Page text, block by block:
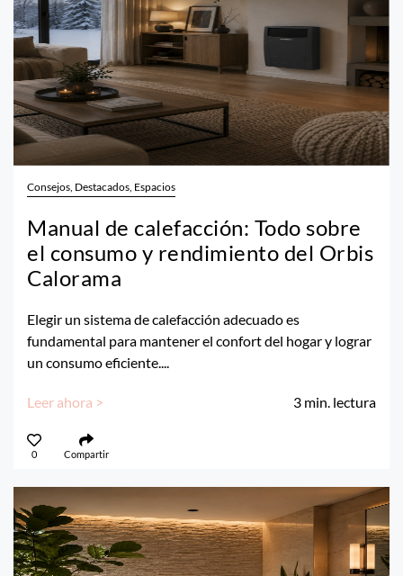
Consejos, Destacados, Espacios
Manual de calefacción: Todo sobre
el consumo y rendimiento del Orbis
Calorama
Elegir un sistema de calefacción adecuado es
fundamental para mantener el confort del hogar y lograr
un consumo eficiente....
Leer ahora > 3 min. lectura
0 Compartir